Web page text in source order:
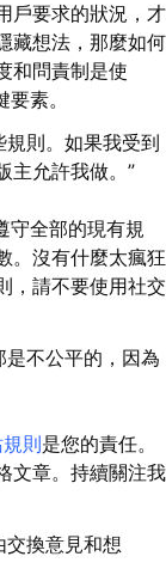
戶要求的狀況，才
藏想法，那麼如何
和問責制是使
素。
則。如果我受到
主允許我做。”
守全部的現有規
。沒有什麼太瘋狂
，請不要使用社交
不公平的，因為
則是您的責任。
文章。持續關注我
交換意見和想